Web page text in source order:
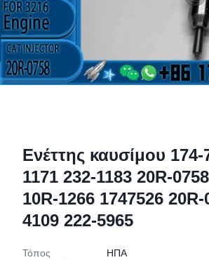
Ενέττης καυσίμου 174-
1171 232-1183 20R-
10R-1266 1747526 20R-
4109 222-5965
Τόπος
ΗΠΑ